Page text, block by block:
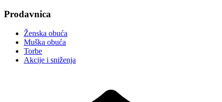
Prodavnica
Ženska obuća
Muška obuća
Torbe
Akcije i sniženja